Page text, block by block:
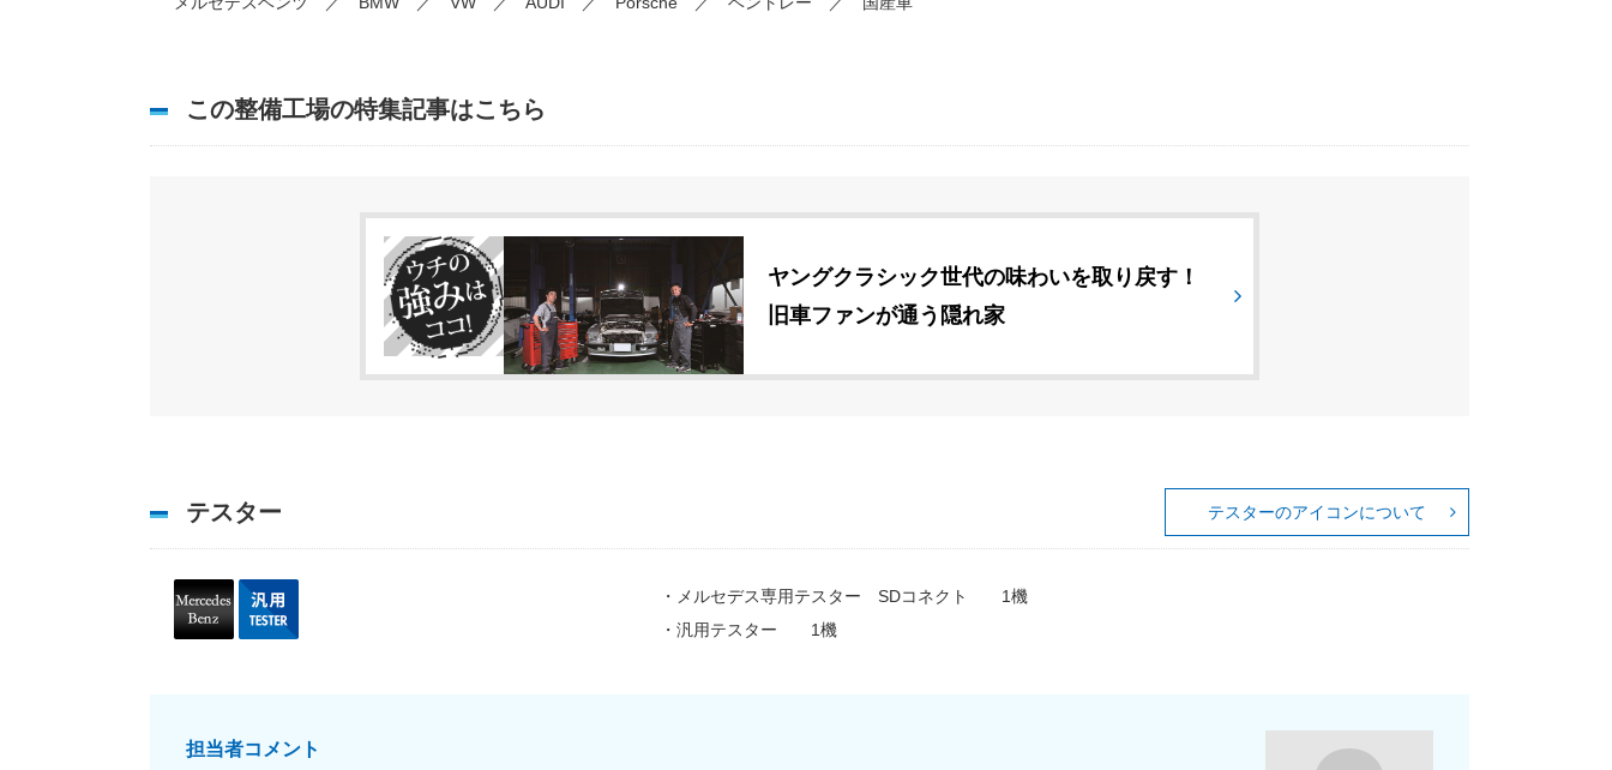
この整備工場の特集記事はこちら
ヤングクラシック世代の味わいを取り戻す！
旧車ファンが通う隠れ家
テスター
・メルセデス専用テスター SDコネクト 1機
・汎用テスター 1機
テスターのアイコンについて
担当者コメント